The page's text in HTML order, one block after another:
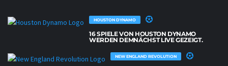
HOUSTON DYNAMO
16 SPIELE VON HOUSTON DYNAMO
WERDEN DEMNÄCHST LIVE GEZEIGT.
NEW ENGLAND REVOLUTION